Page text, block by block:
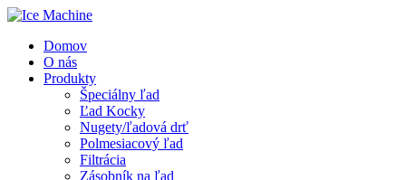
Domov
O nás
Produkty
Špeciálny ľad
Ľad Kocky
Nugety/ľadová drť
Polmesiacový ľad
Filtrácia
Zásobník na ľad